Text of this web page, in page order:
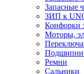
Запасные
ЗИП к
Конфорки
Моторы,
Ремни
Сальники